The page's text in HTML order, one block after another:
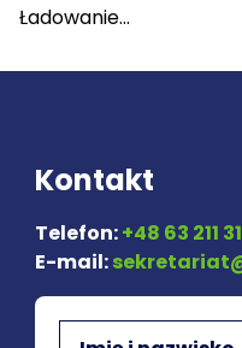
Ładowanie...
Kontakt
Telefon:+48 63 211
E-mail: